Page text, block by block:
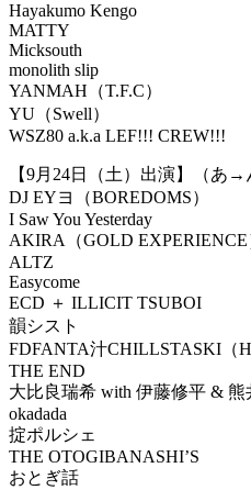
Hayakumo Kengo
MATTY
Micksouth
monolith slip
YANMAH（T.F.C）
YU（Swell）
WSZ80 a.k.a LEF!!! CREW!!!
【9月24日（土）出演】（あ→
DJ EYヨ（BOREDOMS）
I Saw You Yesterday
AKIRA（GOLD EXPERIENCE
ALTZ
Easycome
ECD ＋ ILLICIT TSUBOI
韻シスト
FDFANTA汁CHILLSTASKI（
THE END
大比良瑞希 with 伊藤修平 & 熊
okadada
掟ポルシェ
THE OTOGIBANASHI’S
おとぎ話